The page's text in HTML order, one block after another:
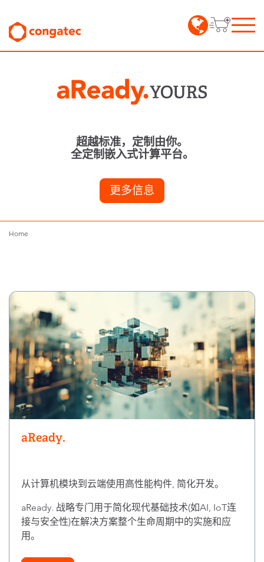
超越标准，定制由你。
全定制嵌入式计算平台。
更多信息
Home
aReady.
从计算机模块到云端使用高性能构件, 简化开发。
aReady. 战略专门用于简化现代基础技术(如AI, IoT连
接与安全性)在解决方案整个生命周期中的实施和应
用。